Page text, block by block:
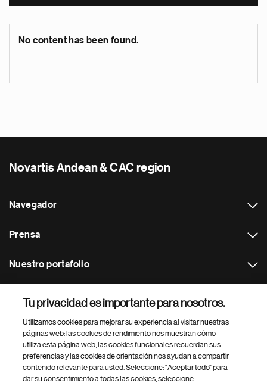
No content has been found.
Novartis Andean & CAC region
Navegador
Prensa
Nuestro portafolio
Footer Site Search
Tu privacidad es importante para nosotros.
Utilizamos cookies para mejorar su experiencia al visitar nuestras
páginas web: las cookies de rendimiento nos muestran cómo
utiliza esta página web, las cookies funcionales recuerdan sus
preferencias y las cookies de orientación nos ayudan a compartir
contenido relevante para usted. Seleccione: "Aceptar todo" para
dar su consentimiento a todas las cookies, seleccione